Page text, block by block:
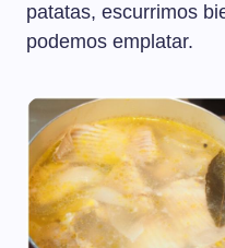
patatas, escurrimos
podemos emplatar.